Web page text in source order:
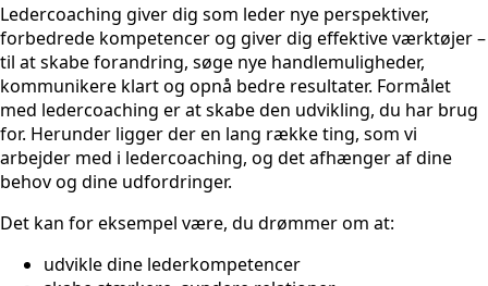
Ledercoaching giver dig som leder nye perspektiver,
forbedrede kompetencer og giver dig effektive værktøjer –
til at skabe forandring, søge nye handlemuligheder,
kommunikere klart og opnå bedre resultater. Formålet
med ledercoaching er at skabe den udvikling, du har brug
for. Herunder ligger der en lang række ting, som vi
arbejder med i ledercoaching, og det afhænger af dine
behov og dine udfordringer.
Det kan for eksempel være, du drømmer om at:
udvikle dine lederkompetencer